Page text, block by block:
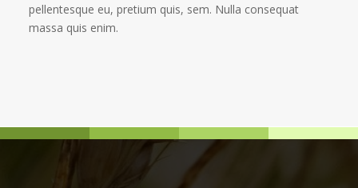
pellentesque eu, pretium quis, sem. Nulla consequat
massa quis enim.